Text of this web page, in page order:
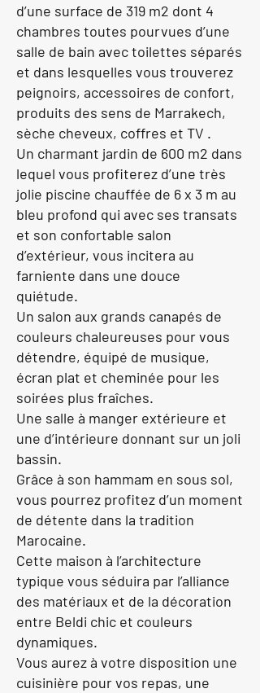
d’une surface de 319 m2 dont 4
chambres toutes pourvues d’une
salle de bain avec toilettes séparés
et dans lesquelles vous trouverez
peignoirs, accessoires de confort,
produits des sens de Marrakech,
sèche cheveux, coffres et TV .
Un charmant jardin de 600 m2 dans
lequel vous profiterez d’une très
jolie piscine chauffée de 6 x 3 m au
bleu profond qui avec ses transats
et son confortable salon
d’extérieur, vous incitera au
farniente dans une douce
quiétude.
Un salon aux grands canapés de
couleurs chaleureuses pour vous
détendre, équipé de musique,
écran plat et cheminée pour les
soirées plus fraîches.
Une salle à manger extérieure et
une d’intérieure donnant sur un joli
bassin.
Grâce à son hammam en sous sol,
vous pourrez profitez d’un moment
de détente dans la tradition
Marocaine.
Cette maison à l’architecture
typique vous séduira par l’alliance
des matériaux et de la décoration
entre Beldi chic et couleurs
dynamiques.
Vous aurez à votre disposition une
cuisinière pour vos repas, une